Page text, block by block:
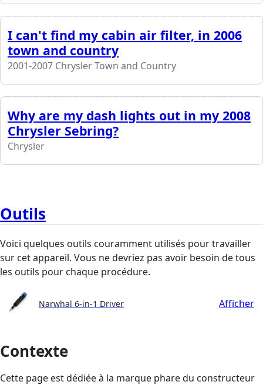
I can't find my cabin air filter, in 2006
town and country
2001-2007 Chrysler Town and Country
Why are my dash lights out in my 2008
Chrysler Sebring?
Chrysler
Outils
Voici quelques outils couramment utilisés pour travailler
sur cet appareil. Vous ne devriez pas avoir besoin de tous
les outils pour chaque procédure.
Narwhal 6-in-1 Driver Afficher
Contexte
Cette page est dédiée à la marque phare du constructeur